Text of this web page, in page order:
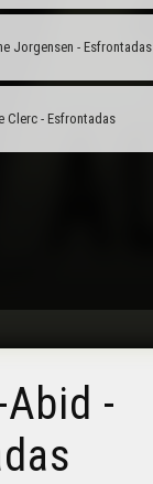
Jorgensen - Esfrontadas
Clerc - Esfrontadas
-